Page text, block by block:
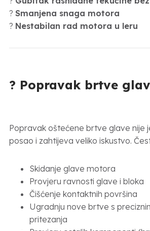
? Smanjena snaga motora
? Nestabilan rad motora u leru
? Popravak brtve
Popravak oštećene brtve glave nije
posao i zahtijeva veliko iskustvo.
Skidanje glave motora
Provjeru ravnosti glave i bloka
Čišćenje kontaktnih površina
Ugradnju nove brtve s
pritezanja